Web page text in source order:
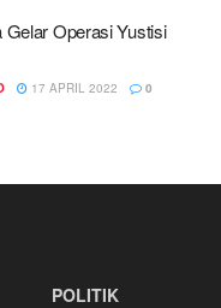
Operasi Yustisi
17 APRIL 2022 0
POLITIK